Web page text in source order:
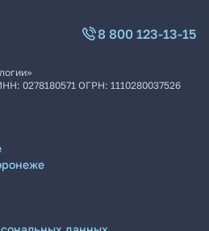
8 800 123-13-15
0278180571 ОГРН: 1110280037526